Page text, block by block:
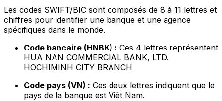
Les codes SWIFT/BIC sont composés de 8 à 11 lettres et
chiffres pour identifier une banque et une agence
spécifiques dans le monde.
Code bancaire (HNBK) : Ces 4 lettres représentent
HUA NAN COMMERCIAL BANK, LTD.
HOCHIMINH CITY BRANCH
Code pays (VN) : Ces deux lettres indiquent que le
pays de la banque est Viêt Nam.